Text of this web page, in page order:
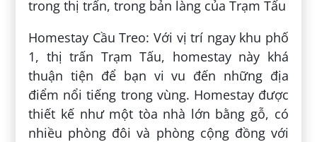
trong thị trấn, trong bản làng của Trạm Tấu
Homestay Cầu Treo: Với vị trí ngay khu phố
1, thị trấn Trạm Tấu, homestay này khá
thuận tiện để bạn vi vu đến những địa
điểm nổi tiếng trong vùng. Homestay được
thiết kế như một tòa nhà lớn bằng gỗ, có
nhiều phòng đôi và phòng cộng đồng với